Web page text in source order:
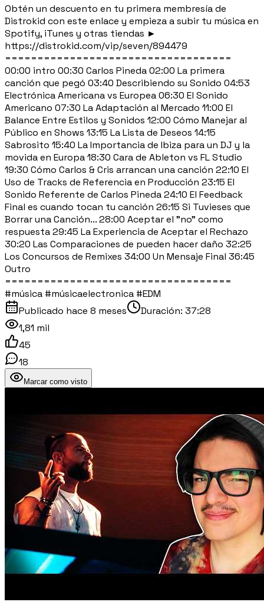
Obtén un descuento en tu primera membresía de
Distrokid con este enlace y empieza a subir tu música en
Spotify, iTunes y otras tiendas ►
https://distrokid.com/vip/seven/894479
===================================
00:00 intro 00:30 Carlos Pineda 02:00 La primera
canción que pegó 03:40 Describiendo su Sonido 04:53
Electrónica Americana vs Europea 06:30 El Sonido
Americano 07:30 La Adaptación al Mercado 11:00 El
Balance Entre Estilos y Sonidos 12:00 Cómo Manejar al
Público en Shows 13:15 La Lista de Deseos 14:15
Sabrosito 15:40 La Importancia de Ibiza para un DJ y la
movida en Europa 18:30 Cara de Ableton vs FL Studio
19:30 Cómo Carlos & Cris arrancan una canción 22:10 El
Uso de Tracks de Referencia en Producción 23:15 El
Sonido Referente de Carlos Pineda 24:10 El Feedback
Final es cuando tocan tu canción 26:15 Si Tuvieses que
Borrar una Canción... 28:00 Aceptar el "no" como
respuesta 29:45 La Experiencia de Aceptar el Rechazo
30:20 Las Comparaciones de pueden hacer daño 32:25
Los Concursos de Remixes 34:00 Un Mensaje Final 36:45
Outro
===================================
#música #músicaelectronica #EDM
Publicado hace 8 meses Duración: 37:28
1,81 mil
45
18
Marcar como visto